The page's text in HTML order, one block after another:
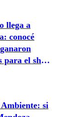
llega a
conocé
para el show
si